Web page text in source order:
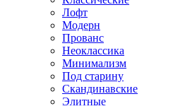
Лофт
Модерн
Прованс
Неоклассика
Минимализм
Под старину
Скандинавские
Элитные